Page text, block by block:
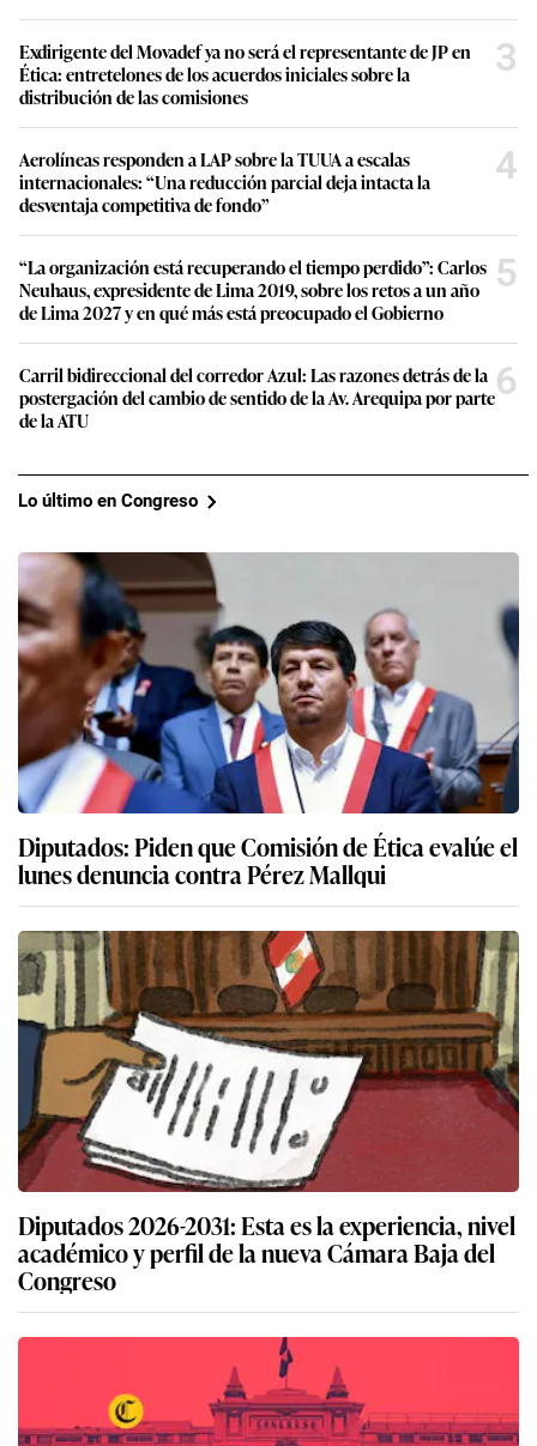
Exdirigente del Movadef ya no será el representante de JP en
Ética: entretelones de los acuerdos iniciales sobre la
distribución de las comisiones
3
Aerolíneas responden a LAP sobre la TUUA a escalas
internacionales: “Una reducción parcial deja intacta la
desventaja competitiva de fondo”
4
“La organización está recuperando el tiempo perdido”: Carlos
Neuhaus, expresidente de Lima 2019, sobre los retos a un año
de Lima 2027 y en qué más está preocupado el Gobierno
5
Carril bidireccional del corredor Azul: Las razones detrás de la
postergación del cambio de sentido de la Av. Arequipa por parte
de la ATU
6
Lo último en Congreso
Diputados: Piden que Comisión de Ética evalúe el
lunes denuncia contra Pérez Mallqui
Diputados 2026-2031: Esta es la experiencia, nivel
académico y perfil de la nueva Cámara Baja del
Congreso